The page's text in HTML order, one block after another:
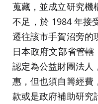
蒐藏，並成立研究機
不足，於 1984 年接
遷往該市手賀沼旁的
日本政府文部省管
認定為公益財團法人
惠，但也須自籌經費
款或是政府補助研究